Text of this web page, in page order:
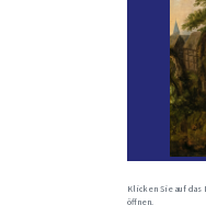
Klicken Sie auf das
öffnen.